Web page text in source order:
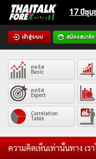
Skip
content
17 ปีชุม
เข้าสู่ระบบ สมัครสมาชิก
Home
News
Articles
VPS Register
คอร์ส
Basic
คอร์ส
Expert
Correlation
Table
มคิดเห็นเท่านั้นทาง เราไ